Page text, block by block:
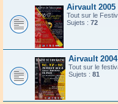
Airvault 2005
Tout sur le
Sujets : 72
Airvault 2004
Tout sur le
Sujets : 81